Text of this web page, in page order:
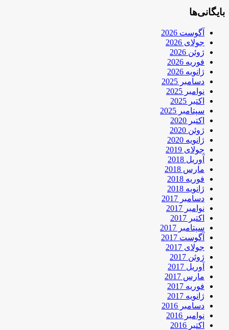
بایگانی‌ها
آگوست 2026
جولای 2026
ژوئن 2026
فوریه 2026
ژانویه 2026
دسامبر 2025
نوامبر 2025
اکتبر 2025
سپتامبر 2025
اکتبر 2020
ژوئن 2020
ژانویه 2020
جولای 2019
آوریل 2018
مارس 2018
فوریه 2018
ژانویه 2018
دسامبر 2017
نوامبر 2017
اکتبر 2017
سپتامبر 2017
آگوست 2017
جولای 2017
ژوئن 2017
آوریل 2017
مارس 2017
فوریه 2017
ژانویه 2017
دسامبر 2016
نوامبر 2016
اکتبر 2016